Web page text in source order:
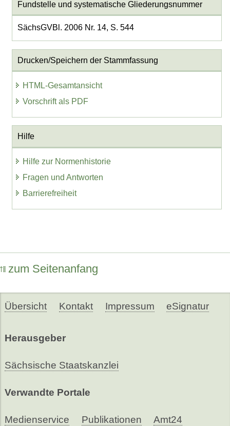
Fundstelle und systematische Gliederungsnummer
SächsGVBl. 2006 Nr. 14, S. 544
Drucken/Speichern der Stammfassung
HTML-Gesamtansicht
Vorschrift als PDF
Hilfe
Hilfe zur Normenhistorie
Fragen und Antworten
Barrierefreiheit
zum Seitenanfang
Übersicht Kontakt Impressum eSignatur
Herausgeber
Sächsische Staatskanzlei
Verwandte Portale
Medienservice Publikationen Amt24